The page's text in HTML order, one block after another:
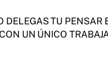
DELEGAS TU PENSAR
UN ÚNICO